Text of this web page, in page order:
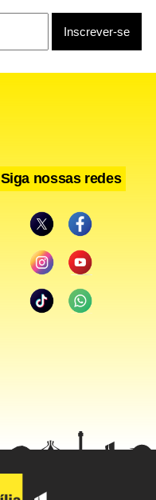
Siga nossas redes